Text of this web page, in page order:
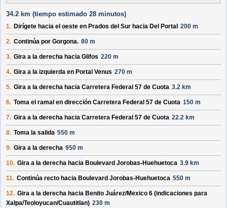
34.2 km (tiempo estimado 28 minutos)
1. Dirígete hacia el oeste en Prados del Sur hacia Del Portal 200 m
2. Continúa por Gorgona. 80 m
3. Gira a la derecha hacia Glifos 220 m
4. Gira a la izquierda en Portal Venus 270 m
5. Gira a la derecha hacia Carretera Federal 57 de Cuota 3.2 km
6. Toma el ramal en dirección Carretera Federal 57 de Cuota 150 m
7. Gira a la derecha hacia Carretera Federal 57 de Cuota 22.2 km
8. Toma la salida 550 m
9. Gira a la derecha 950 m
10. Gira a la derecha hacia Boulevard Jorobas-Huehuetoca 3.9 km
11. Continúa recto hacia Boulevard Jorobas-Huehuetoca 550 m
12. Gira a la derecha hacia Benito Juárez/Mexico 6 (indicaciones para
Xalpa/Teoloyucan/Cuautitlan) 230 m